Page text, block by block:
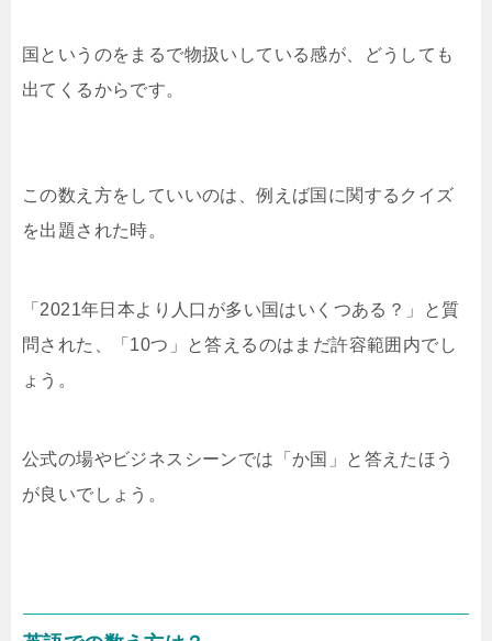
国というのをまるで物扱いしている感が、どうしても
出てくるからです。
この数え方をしていいのは、例えば国に関するクイズ
を出題された時。
「2021年日本より人口が多い国はいくつある？」と質
問された、「10つ」と答えるのはまだ許容範囲内でし
ょう。
公式の場やビジネスシーンでは「か国」と答えたほう
が良いでしょう。